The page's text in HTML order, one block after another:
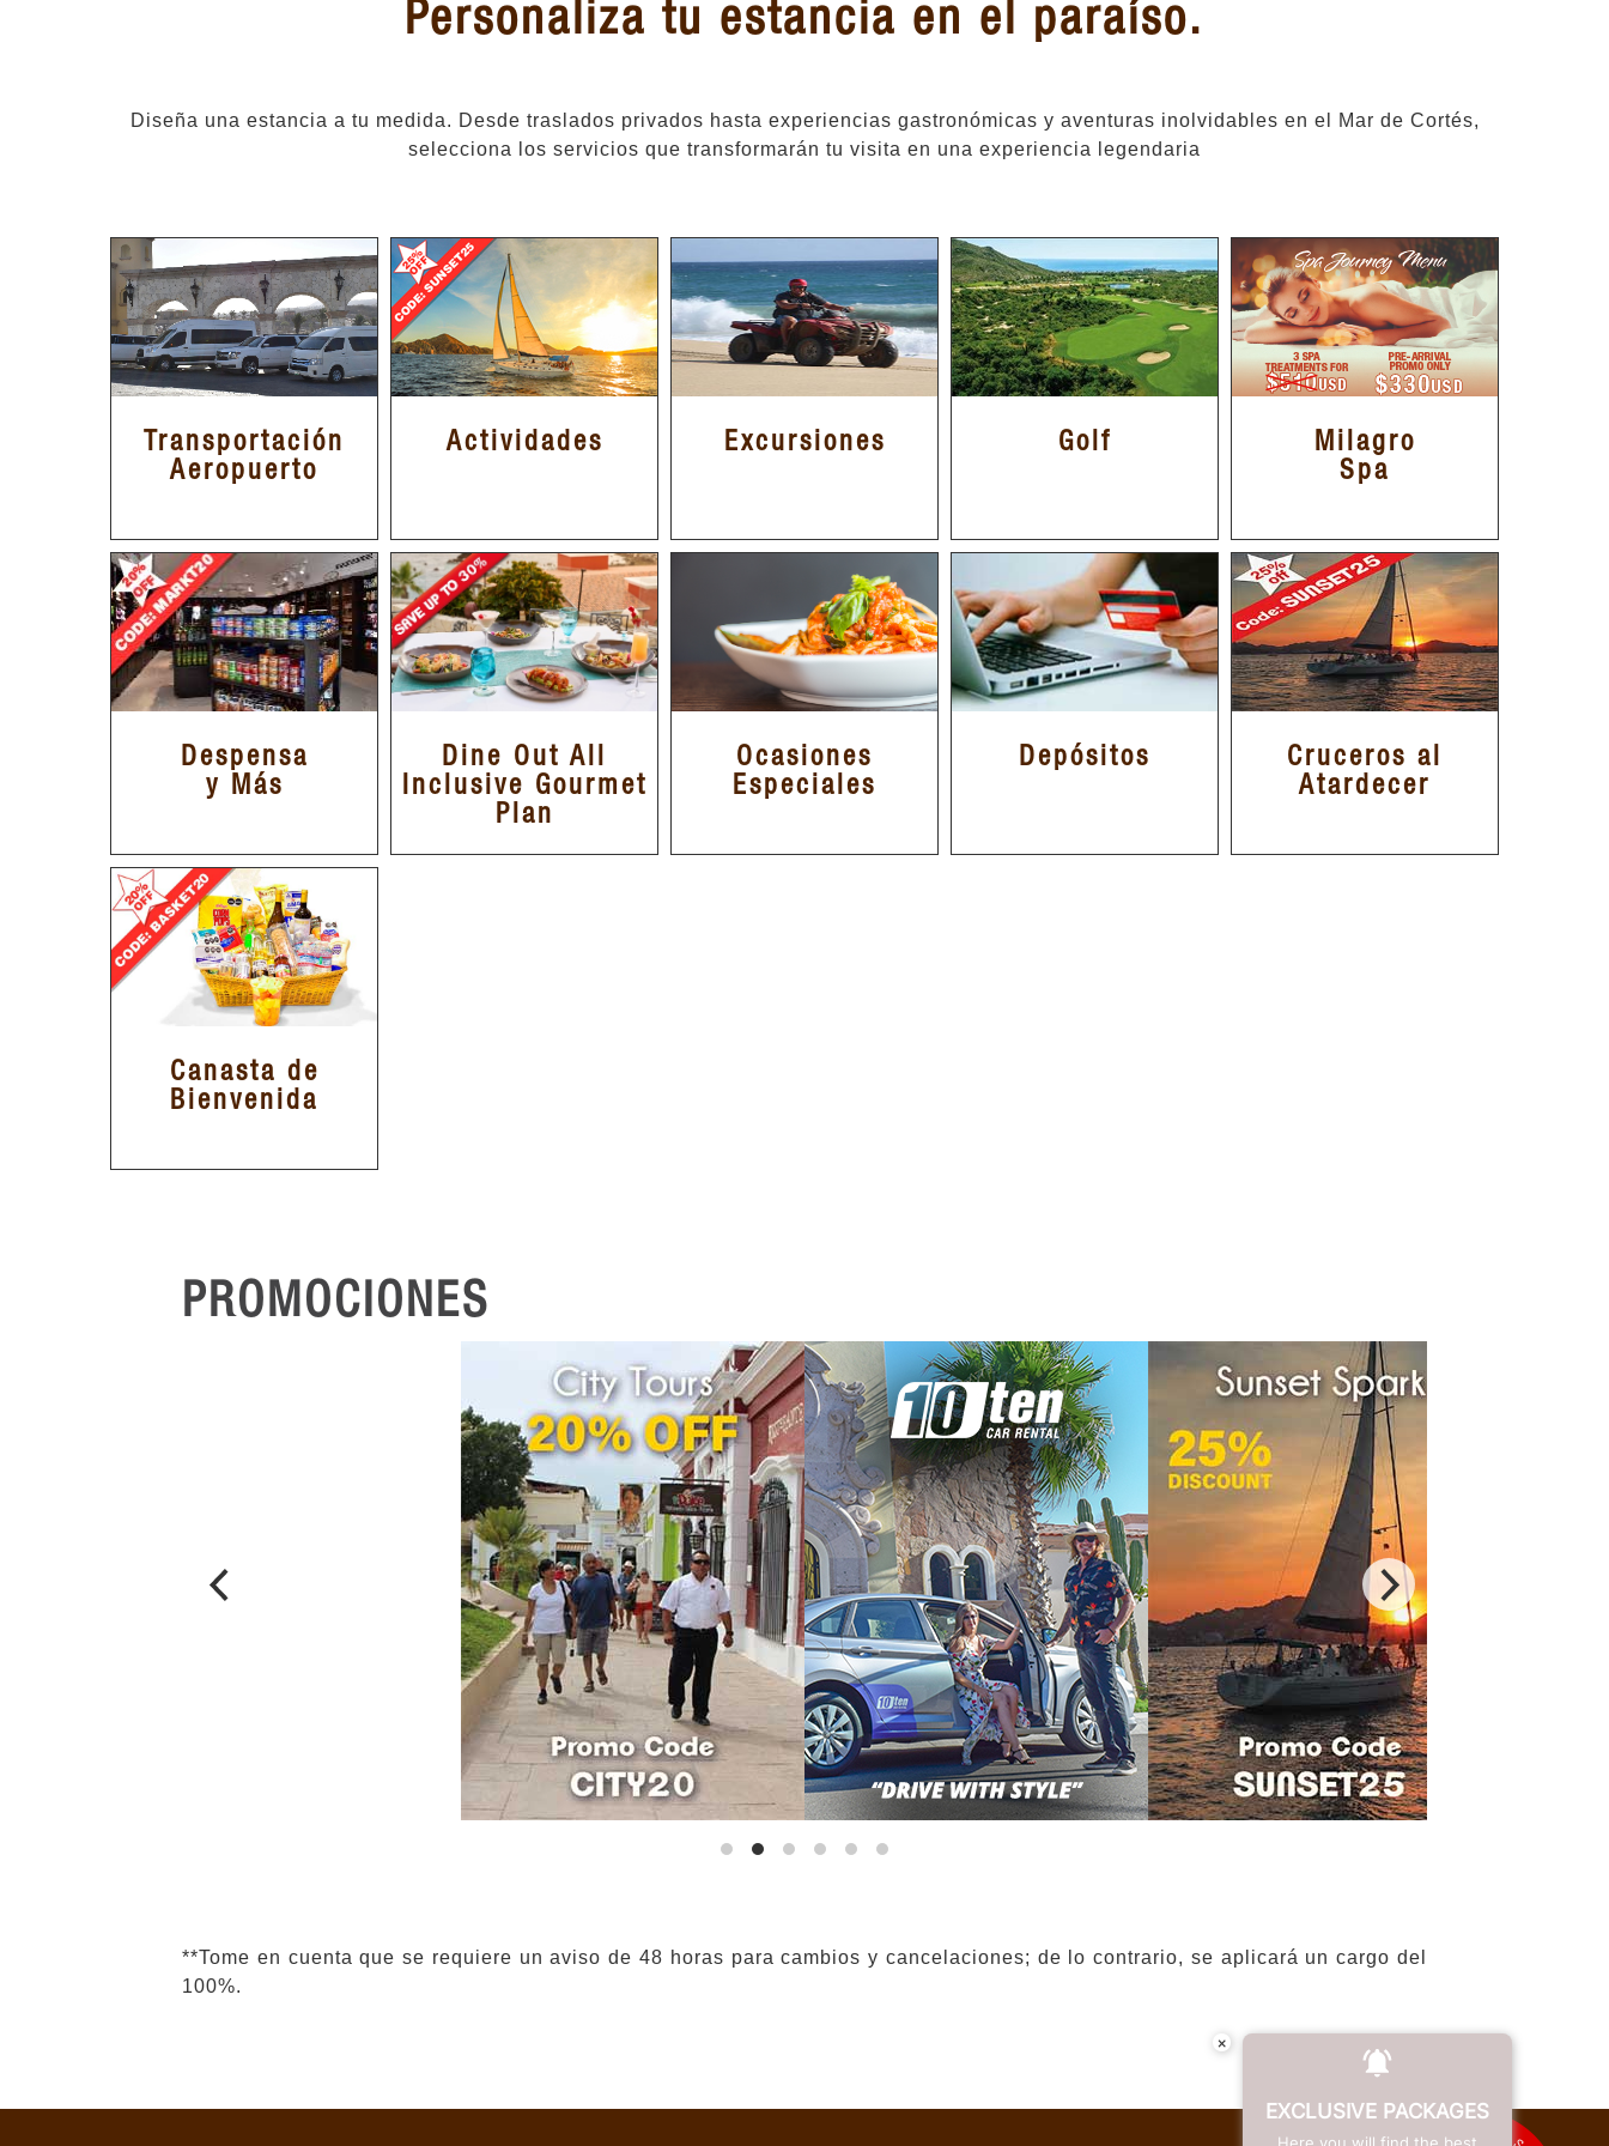
Personaliza tu estancia en el paraíso.
Diseña una estancia a tu medida. Desde traslados privados hasta experiencias gastronómicas y aventuras inolvidables en el Mar de Cortés,
selecciona los servicios que transformarán tu visita en una experiencia legendaria
Transportación
Aeropuerto
Actividades Excursiones Golf
Milagro
Spa
Despensa
y Más
Dine Out All
Inclusive Gourmet
Plan
Ocasiones
Especiales
Depósitos
Cruceros al
Atardecer
Canasta de
Bienvenida
PROMOCIONES
**Tome en cuenta que se requiere un aviso de 48 horas para cambios y cancelaciones; de lo contrario, se aplicará un cargo del
100%.
×
EXCLUSIVE PACKAGES